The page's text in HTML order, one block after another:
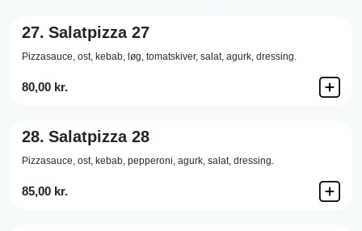
27. Salatpizza 27
Pizzasauce, ost, kebab, løg, tomatskiver, salat, agurk, dressing.
80,00 kr.
28. Salatpizza 28
Pizzasauce, ost, kebab, pepperoni, agurk, salat, dressing.
85,00 kr.